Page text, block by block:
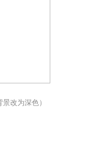
改为深色）